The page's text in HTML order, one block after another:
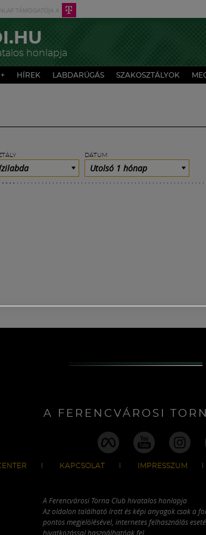
honlapja
HÍREK LABDARÚGÁS SZAKOSZTÁLYOK
DÁTUM
Utolsó 1 hónap
A FERENCVÁROSI
KAPCSOLAT IMPRESSZUM
A Ferencvárosi Torna Club hivatalos honlapja
Az oldalon található írott és képi anyagok csak a
pontos megjelölésével, internetes felhasználás
hivatkozással használhatóak fel.